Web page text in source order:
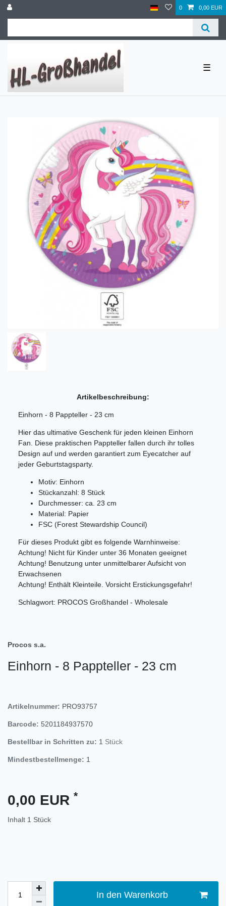
0 0,00 EUR
☰
Artikelbeschreibung:
Einhorn - 8 Pappteller - 23 cm
Hier das ultimative Geschenk für jeden kleinen Einhorn
Fan. Diese praktischen Pappteller fallen durch ihr tolles
Design auf und werden garantiert zum Eyecatcher auf
jeder Geburtstagsparty.
Motiv: Einhorn
Stückanzahl: 8 Stück
Durchmesser: ca. 23 cm
Material: Papier
FSC (Forest Stewardship Council)
Für dieses Produkt gibt es folgende Warnhinweise:
Achtung! Nicht für Kinder unter 36 Monaten geeignet
Achtung! Benutzung unter unmittelbarer Aufsicht von
Erwachsenen
Achtung! Enthält Kleinteile. Vorsicht Erstickungsgefahr!
Schlagwort: PROCOS Großhandel - Wholesale
Procos s.a.
Einhorn - 8 Pappteller - 23 cm
Artikelnummer: PRO93757
Barcode: 5201184937570
Bestellbar in Schritten zu: 1 Stück
Mindestbestellmenge: 1
0,00 EUR *
Inhalt 1 Stück
In den Warenkorb